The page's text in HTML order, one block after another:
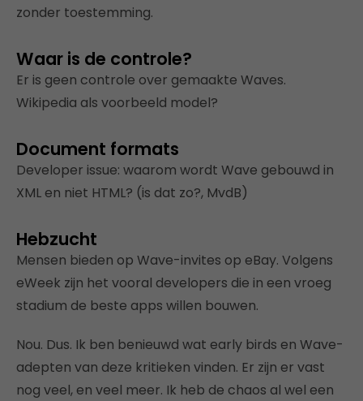
zonder toestemming.
Waar is de controle?
Er is geen controle over gemaakte Waves.
Wikipedia als voorbeeld model?
Document formats
Developer issue: waarom wordt Wave gebouwd in
XML en niet HTML? (is dat zo?, MvdB)
Hebzucht
Mensen bieden op Wave-invites op eBay. Volgens
eWeek zijn het vooral developers die in een vroeg
stadium de beste apps willen bouwen.
Nou. Dus. Ik ben benieuwd wat early birds en Wave-
adepten van deze kritieken vinden. Er zijn er vast
nog veel, en veel meer. Ik heb de chaos al wel een